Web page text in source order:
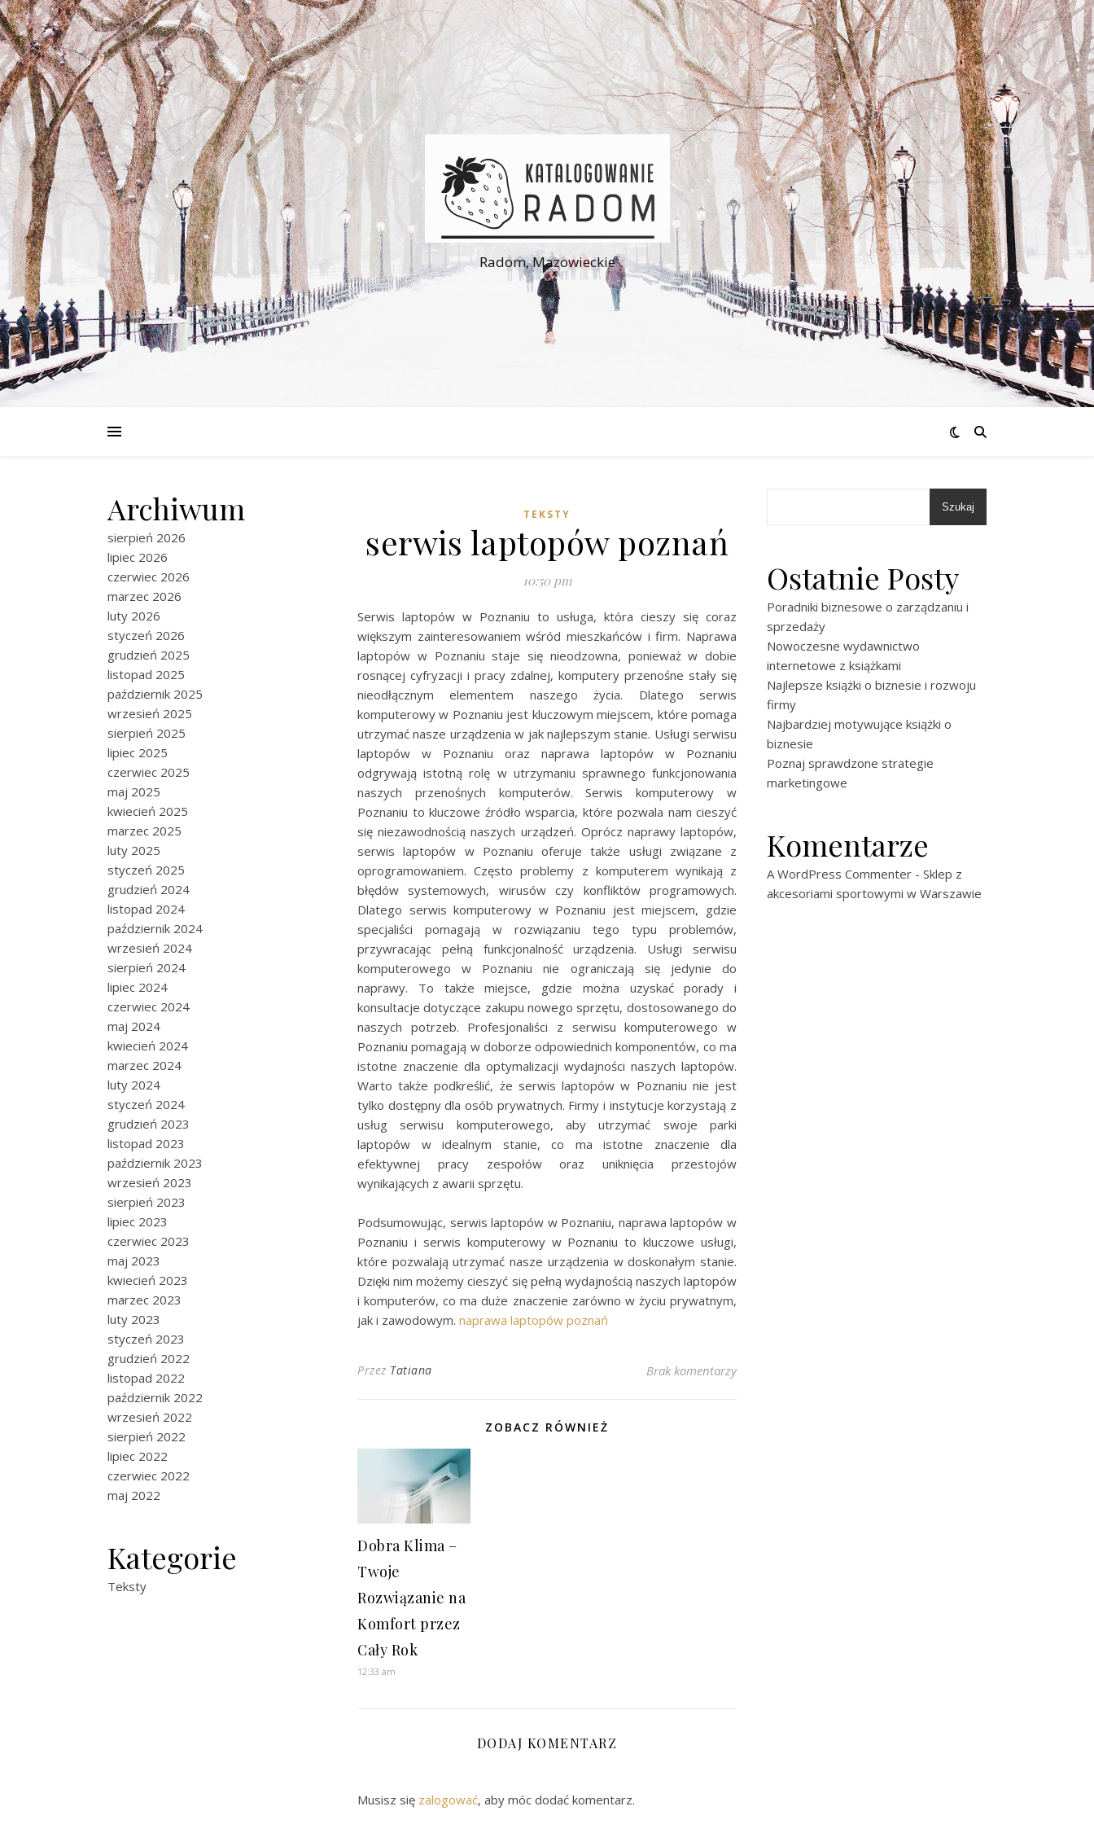
Radom, Mazowieckie
Archiwum
sierpień 2026
lipiec 2026
czerwiec 2026
marzec 2026
luty 2026
styczeń 2026
grudzień 2025
listopad 2025
październik 2025
wrzesień 2025
sierpień 2025
lipiec 2025
czerwiec 2025
maj 2025
kwiecień 2025
marzec 2025
luty 2025
styczeń 2025
grudzień 2024
listopad 2024
październik 2024
wrzesień 2024
sierpień 2024
lipiec 2024
czerwiec 2024
maj 2024
kwiecień 2024
marzec 2024
luty 2024
styczeń 2024
grudzień 2023
listopad 2023
październik 2023
wrzesień 2023
sierpień 2023
lipiec 2023
czerwiec 2023
maj 2023
kwiecień 2023
marzec 2023
luty 2023
styczeń 2023
grudzień 2022
listopad 2022
październik 2022
wrzesień 2022
sierpień 2022
lipiec 2022
czerwiec 2022
maj 2022
Kategorie
Teksty
TEKSTY
serwis laptopów poznań
10:50 pm
Serwis laptopów w Poznaniu to usługa, która cieszy się coraz
większym zainteresowaniem wśród mieszkańców i firm. Naprawa
laptopów w Poznaniu staje się nieodzowna, ponieważ w dobie
rosnącej cyfryzacji i pracy zdalnej, komputery przenośne stały się
nieodłącznym elementem naszego życia. Dlatego serwis
komputerowy w Poznaniu jest kluczowym miejscem, które pomaga
utrzymać nasze urządzenia w jak najlepszym stanie. Usługi serwisu
laptopów w Poznaniu oraz naprawa laptopów w Poznaniu
odgrywają istotną rolę w utrzymaniu sprawnego funkcjonowania
naszych przenośnych komputerów. Serwis komputerowy w
Poznaniu to kluczowe źródło wsparcia, które pozwala nam cieszyć
się niezawodnością naszych urządzeń. Oprócz naprawy laptopów,
serwis laptopów w Poznaniu oferuje także usługi związane z
oprogramowaniem. Często problemy z komputerem wynikają z
błędów systemowych, wirusów czy konfliktów programowych.
Dlatego serwis komputerowy w Poznaniu jest miejscem, gdzie
specjaliści pomagają w rozwiązaniu tego typu problemów,
przywracając pełną funkcjonalność urządzenia. Usługi serwisu
komputerowego w Poznaniu nie ograniczają się jedynie do
naprawy. To także miejsce, gdzie można uzyskać porady i
konsultacje dotyczące zakupu nowego sprzętu, dostosowanego do
naszych potrzeb. Profesjonaliści z serwisu komputerowego w
Poznaniu pomagają w doborze odpowiednich komponentów, co ma
istotne znaczenie dla optymalizacji wydajności naszych laptopów.
Warto także podkreślić, że serwis laptopów w Poznaniu nie jest
tylko dostępny dla osób prywatnych. Firmy i instytucje korzystają z
usług serwisu komputerowego, aby utrzymać swoje parki
laptopów w idealnym stanie, co ma istotne znaczenie dla
efektywnej pracy zespołów oraz uniknięcia przestojów
wynikających z awarii sprzętu.
Podsumowując, serwis laptopów w Poznaniu, naprawa laptopów w
Poznaniu i serwis komputerowy w Poznaniu to kluczowe usługi,
które pozwalają utrzymać nasze urządzenia w doskonałym stanie.
Dzięki nim możemy cieszyć się pełną wydajnością naszych laptopów
i komputerów, co ma duże znaczenie zarówno w życiu prywatnym,
jak i zawodowym. naprawa laptopów poznań
Przez Tatiana Brak komentarzy
ZOBACZ RÓWNIEŻ
Dobra Klima –
Twoje
Rozwiązanie na
Komfort przez
Cały Rok
12:33 am
DODAJ KOMENTARZ
Musisz się zalogować, aby móc dodać komentarz.
Szukaj
Ostatnie Posty
Poradniki biznesowe o zarządzaniu i
sprzedaży
Nowoczesne wydawnictwo
internetowe z książkami
Najlepsze książki o biznesie i rozwoju
firmy
Najbardziej motywujące książki o
biznesie
Poznaj sprawdzone strategie
marketingowe
Komentarze
A WordPress Commenter - Sklep z
akcesoriami sportowymi w Warszawie